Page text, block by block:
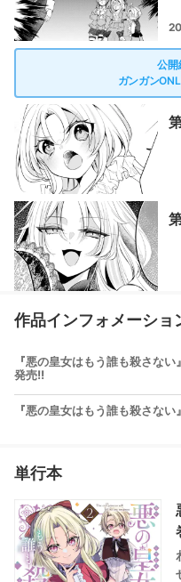
公開
ガンガン
作品インフォメーショ
『悪の皇女はもう誰も殺さな
発売!!
『悪の皇女はもう誰も殺さな
単行本